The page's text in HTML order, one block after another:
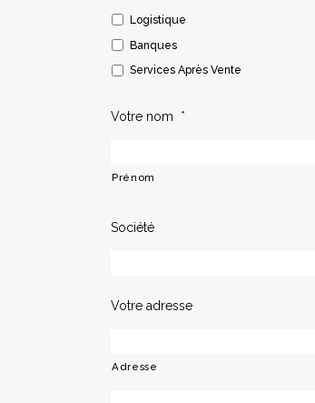
Logistique
Banques
Services Après Vente
Votre nom *
Prénom
Société
Votre adresse
Adresse